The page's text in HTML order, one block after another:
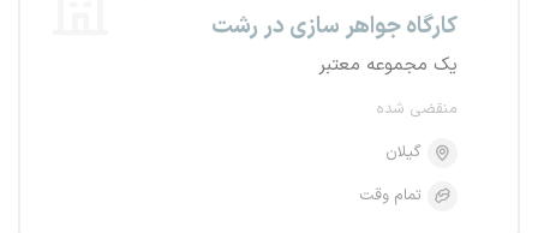
کارگاه جواهر سازی در رشت
یک مجموعه معتبر
منقضی شده
گیلان
تمام وقت